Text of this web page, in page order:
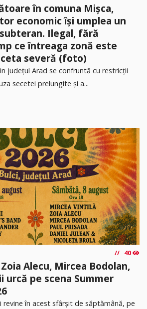
în comuna Mișca,
economic își umplea un
Ilegal, fără
ce întreaga zonă este
severă (foto)
județul Arad se confruntă cu restricții
secetei prelungite și a...
40
Alecu, Mircea Bodolan,
urcă pe scena Summer
revine în acest sfârșit de săptămână, pe